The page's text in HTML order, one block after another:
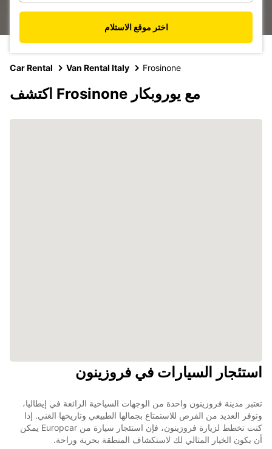
اختر موقع الاستلام
Car Rental Van Rental Italy Frosinone
اكتشف Frosinone مع يوروبكار
استئجار السيارات في فروزينون
تعتبر مدينة فروزينون واحدة من الوجهات السياحية الرائعة في إيطاليا،
وتوفر العديد من الفرص للاستمتاع بجمالها الطبيعي وتاريخها الغني. إذا
كنت تخطط لزيارة فروزينون، فإن استئجار سيارة من Europcar يمكن
أن يكون الخيار المثالي لك لاستكشاف المنطقة بحرية وراحة.